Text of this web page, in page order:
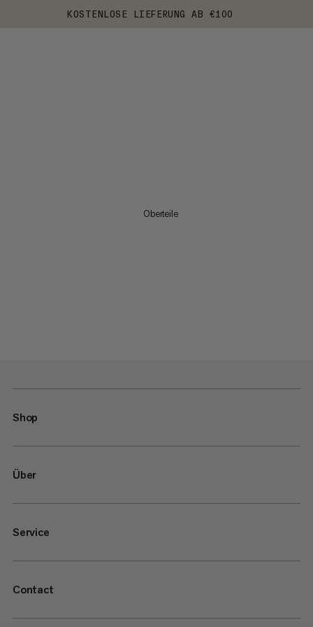
KOSTENLOSE LIEFERUNG AB €100
Oberteile
Shop
Über
Service
Contact